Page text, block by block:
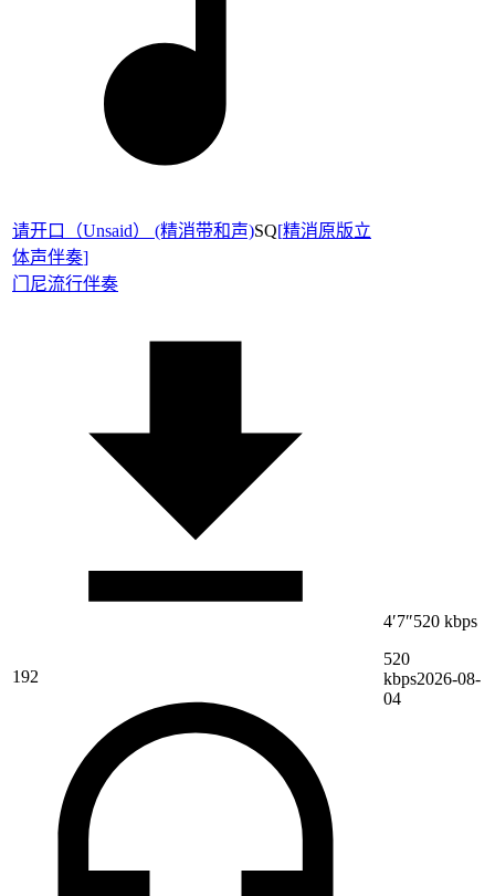
请开口（Unsaid） (精消带和声)SQ[精消原版立
体声伴奏]
门尼流行伴奏
192
4′7″520 kbps
520
kbps2026-08-
04